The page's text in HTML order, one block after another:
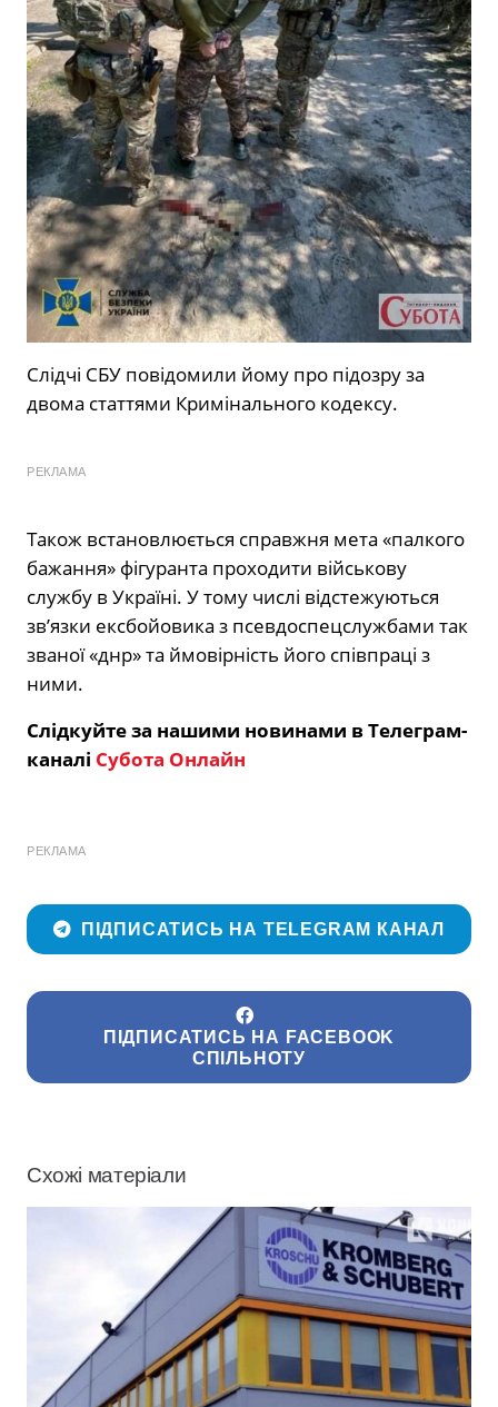
Слідчі СБУ повідомили йому про підозру за
двома статтями Кримінального кодексу.
РЕКЛАМА
Також встановлюється справжня мета «палкого
бажання» фігуранта проходити військову
службу в Україні. У тому числі відстежуються
зв’язки ексбойовика з псевдоспецслужбами так
званої «днр» та ймовірність його співпраці з
ними.
Слідкуйте за нашими новинами в Телеграм-
каналі Субота Онлайн
РЕКЛАМА
ПІДПИСАТИСЬ НА TELEGRAM КАНАЛ
ПІДПИСАТИСЬ НА FACEBOOK
СПІЛЬНОТУ
Схожі матеріали